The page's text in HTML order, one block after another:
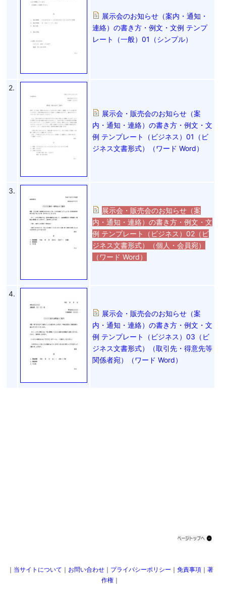
展示会のお知らせ（案内・通知・
連絡）の書き方・例文・文例 テンプ
レート（一般）01（シンプル）
2.
展示会・販売会のお知らせ（案
内・通知・連絡）の書き方・例文・文
例 テンプレート（ビジネス）01（ビ
ジネス文書形式）（ワード Word）
3.
展示会・販売会のお知らせ（案
内・通知・連絡）の書き方・例文・文
例 テンプレート（ビジネス）02（ビ
ジネス文書形式）（個人・会員宛）
（ワード Word）
4.
展示会・販売会のお知らせ（案
内・通知・連絡）の書き方・例文・文
例 テンプレート（ビジネス）03（ビ
ジネス文書形式）（取引先・得意先等
関係者宛）（ワード Word）
｜ 当サイトについて ｜ お問い合わせ ｜ プライバシーポリシー ｜ 免責事項 ｜ 著
作権 ｜